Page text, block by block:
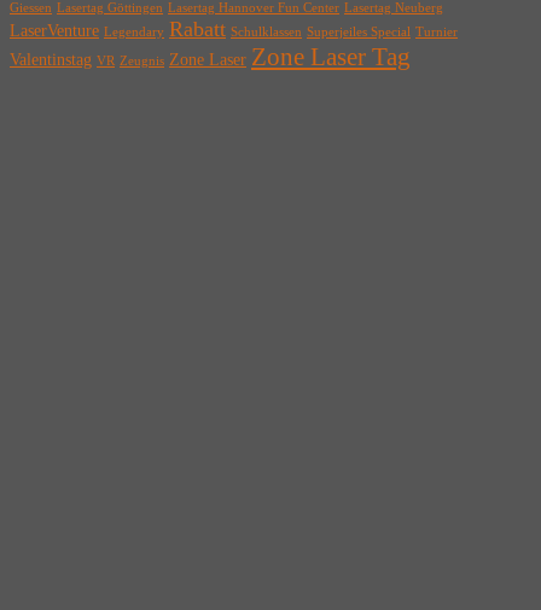
Giessen Lasertag Göttingen Lasertag Hannover Fun Center Lasertag Neuberg
LaserVenture Legendary Rabatt Schulklassen Superjeiles Special Turnier
Valentinstag VR Zeugnis Zone Laser Zone Laser Tag